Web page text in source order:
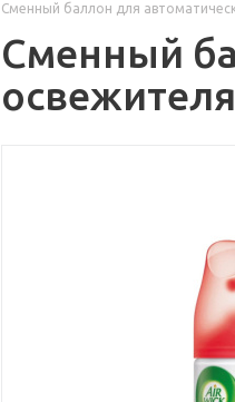
Сменный баллон для
Сменный